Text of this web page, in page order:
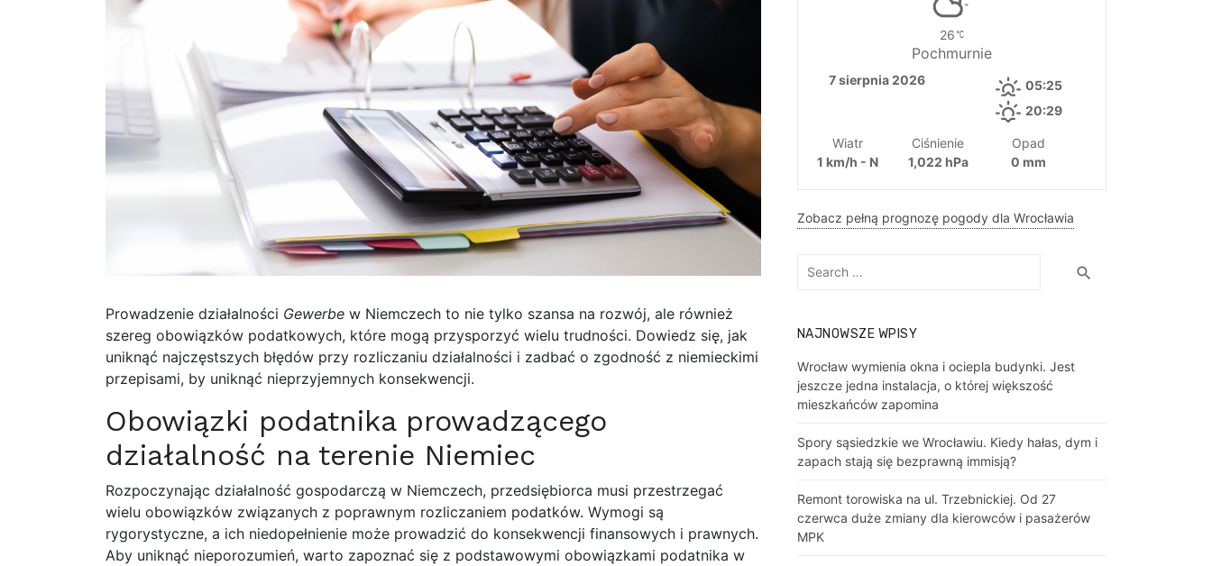
Prowadzenie działalności Gewerbe w Niemczech to nie tylko szansa na rozwój, ale również
szereg obowiązków podatkowych, które mogą przysporzyć wielu trudności. Dowiedz się, jak
uniknąć najczęstszych błędów przy rozliczaniu działalności i zadbać o zgodność z niemieckimi
przepisami, by uniknąć nieprzyjemnych konsekwencji.
Obowiązki podatnika prowadzącego
działalność na terenie Niemiec
Rozpoczynając działalność gospodarczą w Niemczech, przedsiębiorca musi przestrzegać
wielu obowiązków związanych z poprawnym rozliczaniem podatków. Wymogi są
rygorystyczne, a ich niedopełnienie może prowadzić do konsekwencji finansowych i prawnych.
Aby uniknąć nieporozumień, warto zapoznać się z podstawowymi obowiązkami podatnika w
26
Pochmurnie
7 sierpnia 2026
05:25
20:29
Wiatr
1 km/h - N
Ciśnienie
1,022 hPa
Opad
0 mm
Zobacz pełną prognozę pogody dla Wrocławia
Search
search
NAJNOWSZE WPISY
Wrocław wymienia okna i ociepla budynki. Jest
jeszcze jedna instalacja, o której większość
mieszkańców zapomina
Spory sąsiedzkie we Wrocławiu. Kiedy hałas, dym i
zapach stają się bezprawną immisją?
Remont torowiska na ul. Trzebnickiej. Od 27
czerwca duże zmiany dla kierowców i pasażerów
MPK